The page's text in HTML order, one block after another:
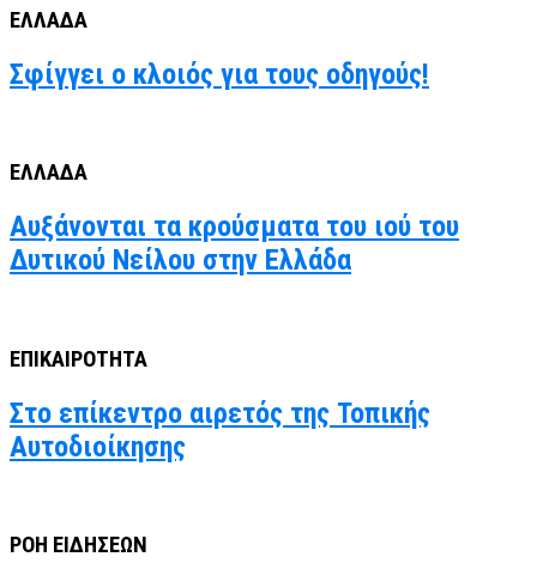
ΕΛΛΑΔΑ
Σφίγγει ο κλοιός για τους οδηγούς!
ΕΛΛΑΔΑ
Αυξάνονται τα κρούσματα του ιού του
Δυτικού Νείλου στην Ελλάδα
ΕΠΙΚΑΙΡΟΤΗΤΑ
Στο επίκεντρο αιρετός της Τοπικής
Αυτοδιοίκησης
ΡΟΗ ΕΙΔΗΣΕΩΝ